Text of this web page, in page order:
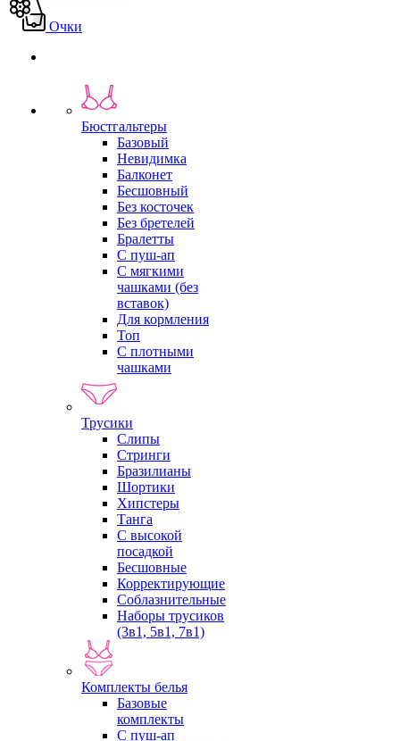
Очки
Бюстгальтеры
Базовый
Невидимка
Балконет
Бесшовный
Без косточек
Без бретелей
Бралетты
С пуш-ап
С мягкими
чашками (без
вставок)
Для кормления
Топ
С плотными
чашками
Трусики
Слипы
Стринги
Бразилианы
Шортики
Хипстеры
Танга
С высокой
посадкой
Бесшовные
Корректирующие
Соблазнительные
Наборы трусиков
(3в1, 5в1, 7в1)
Комплекты белья
Базовые
комплекты
С пуш-ап